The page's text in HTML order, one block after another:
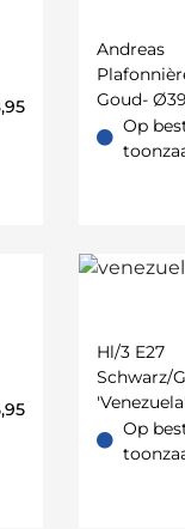
Andreas
Goud-
Op
Op
Hl/3 E27
Schwarz/
'venezuela'
Op
Op